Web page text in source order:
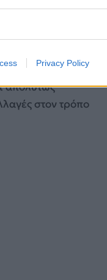
Privacy Policy
απολύτως
στον τρόπο